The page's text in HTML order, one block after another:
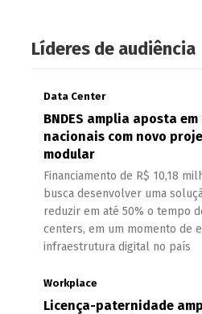
Líderes de audiência
Data Center
BNDES amplia aposta
nacionais com novo
modular
Financiamento de R$ 10,18
busca desenvolver uma
reduzir em até 50% o tempo
centers, em um momento de
infraestrutura digital no país
Workplace
Licença-paternidade